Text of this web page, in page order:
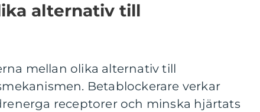
alternativ till
mellan olika alternativ till
Betablockerare verkar
receptorer och minska hjärtats